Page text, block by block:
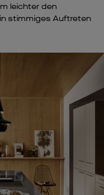
leichter den
stimmiges Auftreten